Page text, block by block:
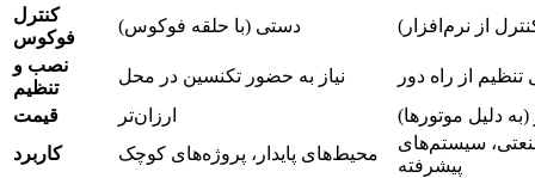
کنترل
فوکوس
دستی (با حلقه فوکوس)
از نرم‌افزار)
نصب و
تنظیم
نیاز به حضور تکنسین در محل
تنظیم از راه دور
قیمت
ارزان‌تر
دلیل موتورها)
کاربرد
محیط‌های پایدار، پروژه‌های کوچک
سیستم‌های
پیشرفته